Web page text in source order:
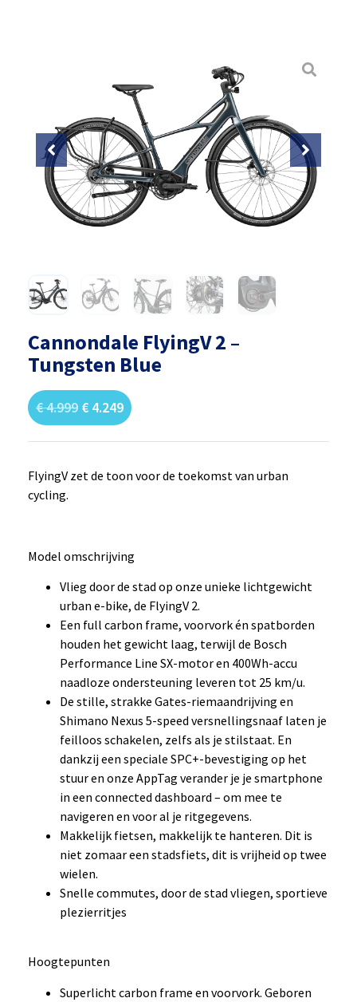
Cannondale FlyingV 2 –
Tungsten Blue
€4.999 € 4.249
FlyingV zet de toon voor de toekomst van urban
cycling.
Model omschrijving
Vlieg door de stad op onze unieke lichtgewicht
urban e-bike, de FlyingV 2.
Een full carbon frame, voorvork én spatborden
houden het gewicht laag, terwijl de Bosch
Performance Line SX-motor en 400Wh-accu
naadloze ondersteuning leveren tot 25 km/u.
De stille, strakke Gates-riemaandrijving en
Shimano Nexus 5-speed versnellingsnaaf laten je
feilloos schakelen, zelfs als je stilstaat. En
dankzij een speciale SPC+-bevestiging op het
stuur en onze AppTag verander je je smartphone
in een connected dashboard – om mee te
navigeren en voor al je ritgegevens.
Makkelijk fietsen, makkelijk te hanteren. Dit is
niet zomaar een stadsfiets, dit is vrijheid op twee
wielen.
Snelle commutes, door de stad vliegen, sportieve
plezierritjes
Hoogtepunten
Superlicht carbon frame en voorvork. Geboren